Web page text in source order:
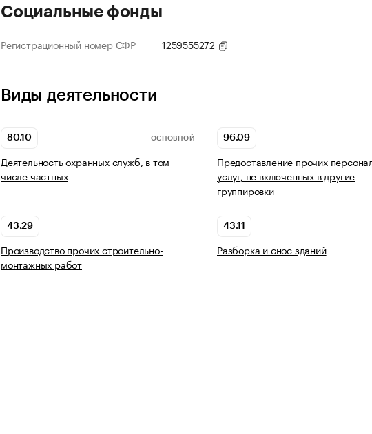
Социальные фонды
Регистрационный номер СФР 1259555272
Виды деятельности
80.10 ОСНОВНОЙ
Деятельность охранных служб, в том
числе частных
96.09
Предоставление прочих
услуг, не включенных в другие
группировки
43.29
Производство прочих строительно-
монтажных работ
43.11
Разборка и снос зданий